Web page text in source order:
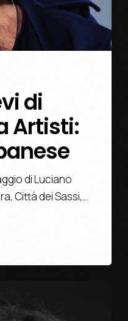
di
Artisti:
di Luciano
Città dei Sassi,…